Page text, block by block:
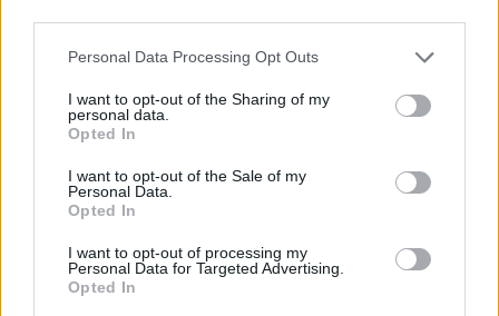
Please note that this website/app uses one or more Google
not limited to your visit or usage behaviour. You may click to
grant or deny consent to Google and its third-party tags to
use your data for below specified purposes in below Google
consent section.
Personal Data Processing Opt Outs
I want to opt-out of the Sharing of my
personal data.
Opted In
I want to opt-out of the Sale of my
Personal Data.
Opted In
I want to opt-out of processing my
Personal Data for Targeted Advertising.
Opted In
Όροι Χρήσης . Το site προστατεύεται από reCAPTCHA, ισχύουν
Πολιτική Απορρήτου
Lifestyle
Share: